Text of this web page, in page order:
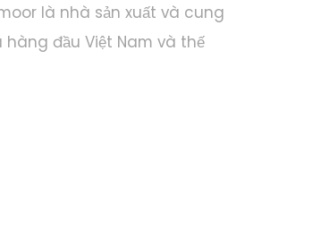
là nhà sản xuất và cung
đầu Việt Nam và thế